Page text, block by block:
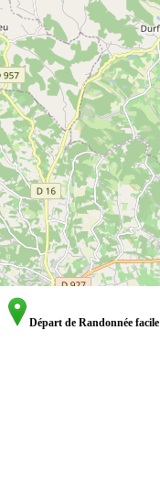
Départ de Randonnée facile